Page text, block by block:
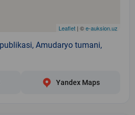
Leaflet | ©e-auksion.uz
Amudaryo tumani,
Yandex Maps